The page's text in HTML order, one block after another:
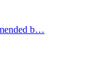
b…